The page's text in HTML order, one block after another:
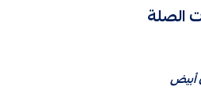
الصلة
أبيض